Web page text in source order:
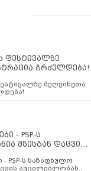
ფესტივალზე
გრძელდება!
მეღვინეთა
- PSP-ს
მზისგან დაცვის
- PSP-ს საზაფხულო
აუცილებლობას